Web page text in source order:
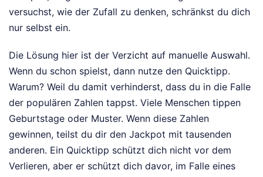
versuchst, wie der Zufall zu denken, schränkst du dich
nur selbst ein.
Die Lösung hier ist der Verzicht auf manuelle Auswahl.
Wenn du schon spielst, dann nutze den Quicktipp.
Warum? Weil du damit verhinderst, dass du in die Falle
der populären Zahlen tappst. Viele Menschen tippen
Geburtstage oder Muster. Wenn diese Zahlen
gewinnen, teilst du dir den Jackpot mit tausenden
anderen. Ein Quicktipp schützt dich nicht vor dem
Verlieren, aber er schützt dich davor, im Falle eines